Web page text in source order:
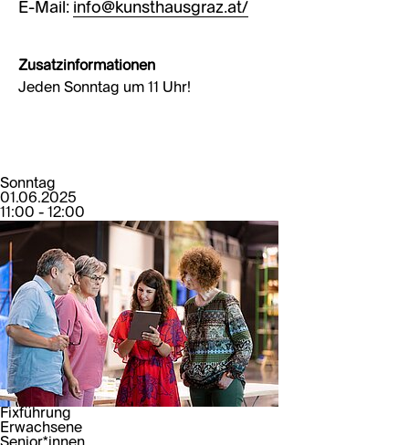
E-Mail: info@kunsthausgraz.at/
Zusatzinformationen
Jeden Sonntag um 11 Uhr!
Sonntag
01.06.2025
11:00 - 12:00
Fixführung
Erwachsene